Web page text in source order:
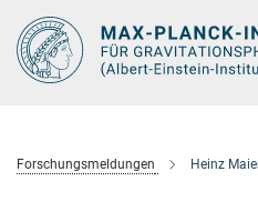
Hauptinhalt
Forschungsmeldungen Heinz